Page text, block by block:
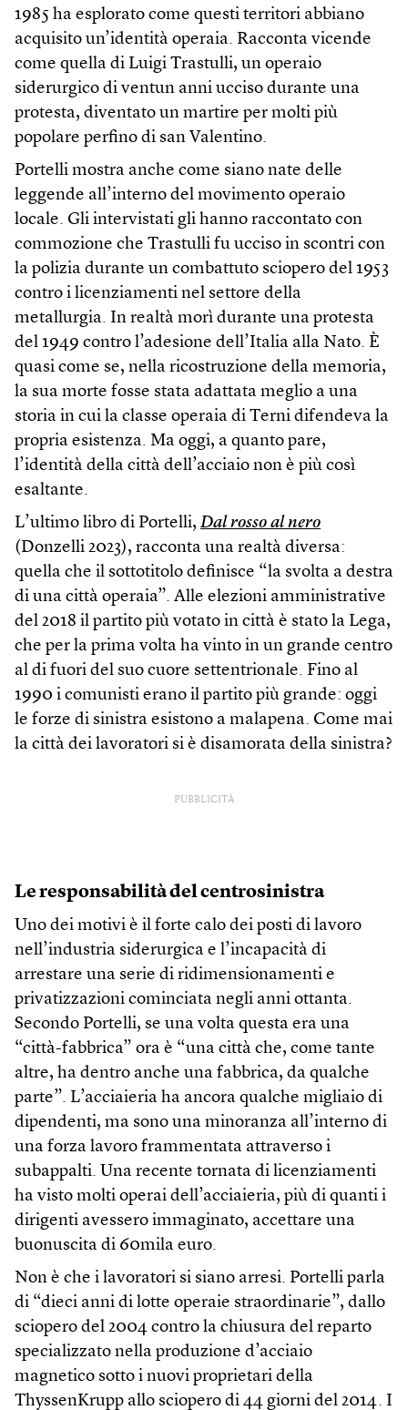
1985 ha esplorato come questi territori abbiano
acquisito un’identità operaia. Racconta vicende
come quella di Luigi Trastulli, un operaio
siderurgico di ventun anni ucciso durante una
protesta, diventato un martire per molti più
popolare perfino di san Valentino.
Portelli mostra anche come siano nate delle
leggende all’interno del movimento operaio
locale. Gli intervistati gli hanno raccontato con
commozione che Trastulli fu ucciso in scontri con
la polizia durante un combattuto sciopero del 1953
contro i licenziamenti nel settore della
metallurgia. In realtà morì durante una protesta
del 1949 contro l’adesione dell’Italia alla Nato. È
quasi come se, nella ricostruzione della memoria,
la sua morte fosse stata adattata meglio a una
storia in cui la classe operaia di Terni difendeva la
propria esistenza. Ma oggi, a quanto pare,
l’identità della città dell’acciaio non è più così
esaltante.
L’ultimo libro di Portelli, Dal rosso al nero
(Donzelli 2023), racconta una realtà diversa:
quella che il sottotitolo definisce “la svolta a destra
di una città operaia”. Alle elezioni amministrative
del 2018 il partito più votato in città è stato la Lega,
che per la prima volta ha vinto in un grande centro
al di fuori del suo cuore settentrionale. Fino al
1990 i comunisti erano il partito più grande: oggi
le forze di sinistra esistono a malapena. Come mai
la città dei lavoratori si è disamorata della sinistra?
PUBBLICITÀ
Le responsabilità del centrosinistra
Uno dei motivi è il forte calo dei posti di lavoro
nell’industria siderurgica e l’incapacità di
arrestare una serie di ridimensionamenti e
privatizzazioni cominciata negli anni ottanta.
Secondo Portelli, se una volta questa era una
“città-fabbrica” ora è “una città che, come tante
altre, ha dentro anche una fabbrica, da qualche
parte”. L’acciaieria ha ancora qualche migliaio di
dipendenti, ma sono una minoranza all’interno di
una forza lavoro frammentata attraverso i
subappalti. Una recente tornata di licenziamenti
ha visto molti operai dell’acciaieria, più di quanti i
dirigenti avessero immaginato, accettare una
buonuscita di 60mila euro.
Non è che i lavoratori si siano arresi. Portelli parla
di “dieci anni di lotte operaie straordinarie”, dallo
sciopero del 2004 contro la chiusura del reparto
specializzato nella produzione d’acciaio
magnetico sotto i nuovi proprietari della
ThyssenKrupp allo sciopero di 44 giorni del 2014. I